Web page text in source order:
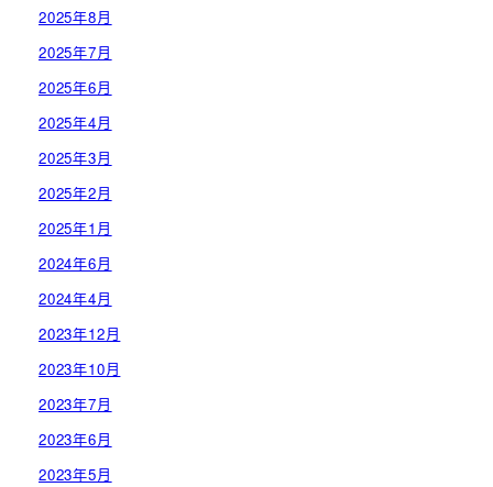
2025年8月
2025年7月
2025年6月
2025年4月
2025年3月
2025年2月
2025年1月
2024年6月
2024年4月
2023年12月
2023年10月
2023年7月
2023年6月
2023年5月